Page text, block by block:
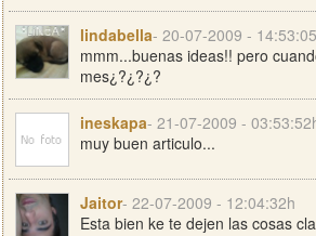
lindabella- 20-07-2009 -
mmm...buenas ideas!! pero
mes¿?¿?¿?
ineskapa- 21-07-2009 -
muy buen articulo...
Jaitor- 22-07-2009 - 12:04:32h
Esta bien ke te dejen las cosas